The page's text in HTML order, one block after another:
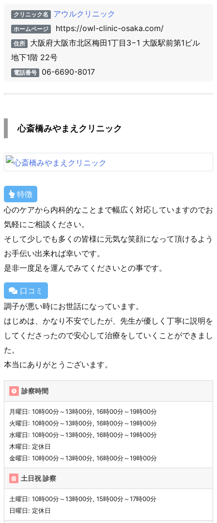
クリニック名 アウルクリニック
ホームページ https://owl-clinic-osaka.com/
住所 大阪府大阪市北区梅田1丁目3−1 大阪駅前第1ビル
地下1階 22号
電話番号 06-6690-8017
心斎橋みやまえクリニック
特徴
心のケアから内科的なことまで幅広く対応していますのでお
気軽にご相談ください。
そして少しでも多くの皆様に元気な笑顔になって頂けるよう
お手伝い出来れば幸いです。
是非一度足を運んでみてくださいとの事です。
口コミ
調子が悪い時にお世話になっています。
はじめは、かなり不安でしたが、先生が優しく丁寧に説明を
してくださったので安心して治療をしていくことができまし
た。
本当にありがとうございます。
診察時間
月曜日: 10時00分～13時00分, 16時00分～19時00分
火曜日: 10時00分～13時00分, 16時00分～19時00分
水曜日: 10時00分～13時00分, 16時00分～19時00分
木曜日: 定休日
金曜日: 10時00分～13時00分, 16時00分～19時00分
土日祝 診察
土曜日: 10時00分～13時00分, 15時00分～17時00分
日曜日: 定休日